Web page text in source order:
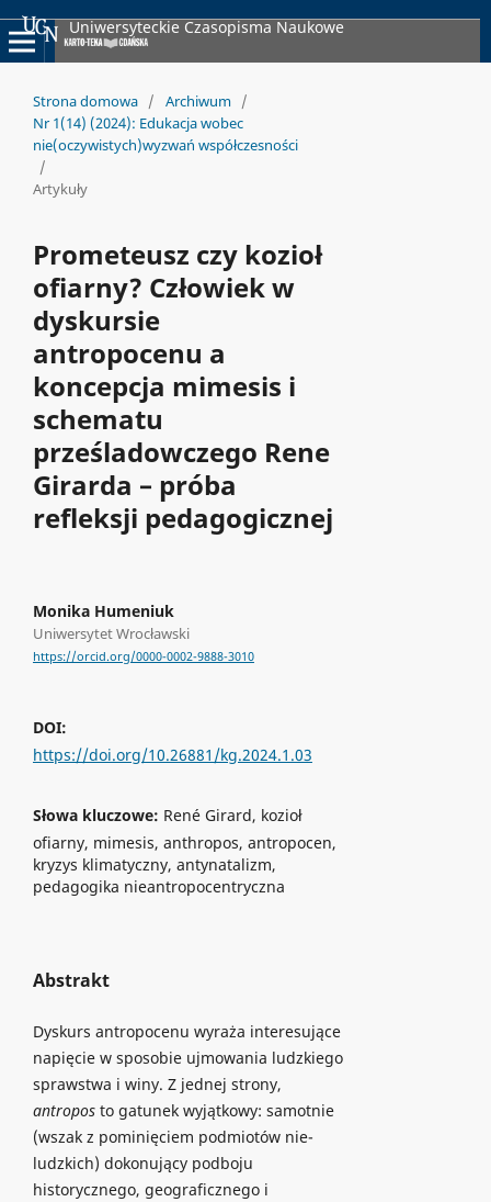
Uniwersyteckie Czasopisma Naukowe
Strona domowa / Archiwum /
Nr 1(14) (2024): Edukacja wobec
nie(oczywistych)wyzwań współczesności
/
Artykuły
Prometeusz czy kozioł
ofiarny? Człowiek w
dyskursie
antropocenu a
koncepcja mimesis i
schematu
prześladowczego Rene
Girarda – próba
refleksji pedagogicznej
Monika Humeniuk
Uniwersytet Wrocławski
https://orcid.org/0000-0002-9888-3010
DOI:
https://doi.org/10.26881/kg.2024.1.03
Słowa kluczowe: René Girard, kozioł
ofiarny, mimesis, anthropos, antropocen,
kryzys klimatyczny, antynatalizm,
pedagogika nieantropocentryczna
Abstrakt
Dyskurs antropocenu wyraża interesujące
napięcie w sposobie ujmowania ludzkiego
sprawstwa i winy. Z jednej strony,
antroposto gatunek wyjątkowy: samotnie
(wszak z pominięciem podmiotów nie-
ludzkich) dokonujący podboju
historycznego, geograficznego i